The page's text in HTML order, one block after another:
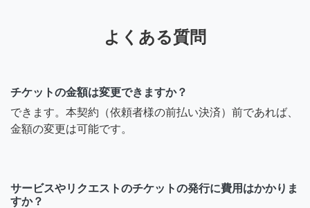
よくある質問
チケットの金額は変更できますか？
できます。本契約（依頼者様の前払い決済）前であれば、
金額の変更は可能です。
サービスやリクエストのチケットの発行に費用はかかりま
すか？